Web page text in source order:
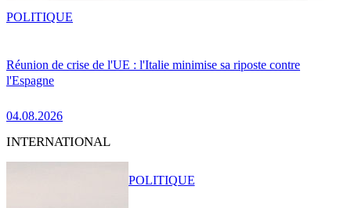
Réunion de crise de l'UE : l'Italie minimise sa riposte contre
l'Espagne
04.08.2026
POLITIQUE
INTERNATIONAL
POLITIQUE